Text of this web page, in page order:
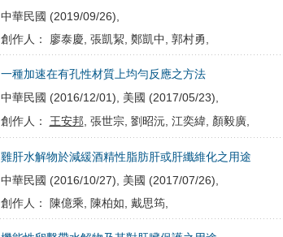
中華民國 (2019/09/26),
創作人： 廖泰慶, 張凱絜, 鄭凱中, 郭村勇,
一種加速在有孔性材質上均勻反應之方法
中華民國 (2016/12/01), 美國 (2017/05/23),
創作人： 王安邦, 張世宗, 劉昭沅, 江奕緯, 顏毅廣,
雞肝水解物於減緩酒精性脂肪肝或肝纖維化之用途
中華民國 (2016/10/27), 美國 (2017/07/26),
創作人： 陳億乘, 陳柏如, 戴思筠,